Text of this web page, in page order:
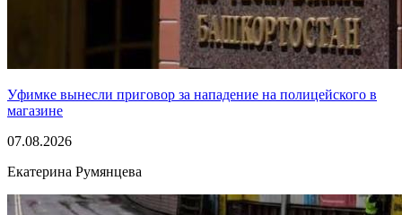
Уфимке вынесли приговор за нападение на полицейского в
магазине
07.08.2026
Екатерина Румянцева